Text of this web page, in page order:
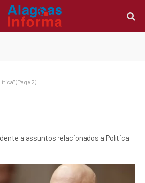
(Page 2)
a assuntos relacionados a Política